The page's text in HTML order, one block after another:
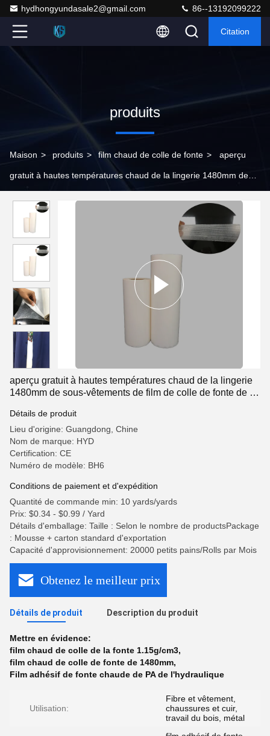
hydhongyundasale2@gmail.com 86--13192099222
Citation
produits
Maison > produits > film chaud de colle de fonte > aperçu
gratuit à hautes températures chaud de la lingerie 1480mm de
aperçu gratuit à hautes températures chaud de la lingerie
1480mm de sous-vêtements de film de colle de fonte de la
Détails de produit
Lieu d'origine: Guangdong, Chine
Nom de marque: HYD
Certification: CE
Numéro de modèle: BH6
Conditions de paiement et d'expédition
Quantité de commande min: 10 yards/yards
Prix: $0.34 - $0.99 / Yard
Détails d'emballage: Taille : Selon le nombre de productsPackage
: Mousse + carton standard d'exportation
Capacité d'approvisionnement: 20000 petits pains/Rolls par Mois
Obtenez le meilleur prix
Détails de produit Description du produit
Mettre en évidence:
film chaud de colle de la fonte 1.15g/cm3,
film chaud de colle de fonte de 1480mm,
Film adhésif de fonte chaude de PA de l'hydraulique
Utilisation:
Fibre et vêtement,
chaussures et cuir,
travail du bois, métal